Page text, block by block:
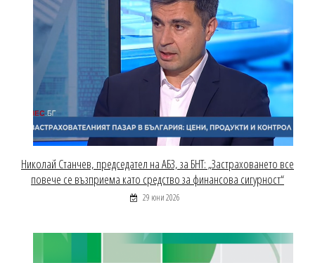
Николай Станчев, председател на АБЗ, за БНТ: „Застраховането все
повече се възприема като средство за финансова сигурност“
29 юни 2026